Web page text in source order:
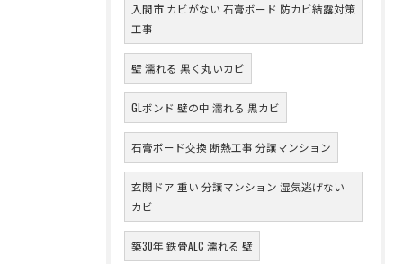
入間市 カビがない 石膏ボード 防カビ結露対策
工事
壁 濡れる 黒く丸いカビ
GLボンド 壁の中 濡れる 黒カビ
石膏ボード交換 断熱工事 分譲マンション
玄関ドア 重い 分譲マンション 湿気逃げない
カビ
築30年 鉄骨ALC 濡れる 壁